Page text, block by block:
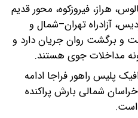
هراز، فیروزکوه، محور قدیم
آزادراه تهران–شمال و
و برگشت روان جریان دارد و
مداخلات جوی هستند.
پلیس راهور فراجا ادامه
شمالی بارش پراکنده
است.